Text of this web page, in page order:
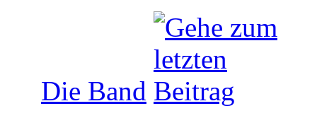
Die Band